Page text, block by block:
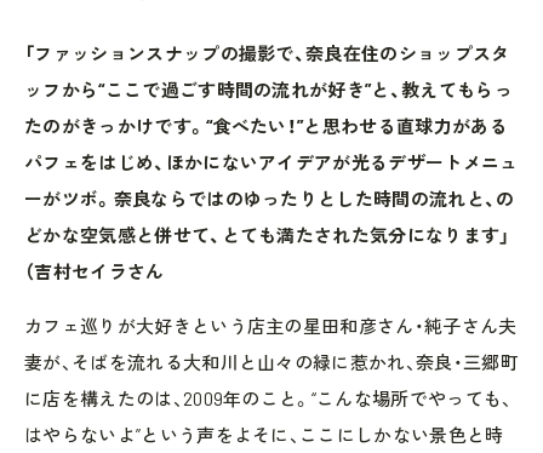
「ファッションスナップの撮影で、奈良在住のショップスタ
ッフから“ここで過ごす時間の流れが好き”と、教えてもらっ
たのがきっかけです。“食べたい！”と思わせる直球力がある
パフェをはじめ、ほかにないアイデアが光るデザートメニュ
ーがツボ。奈良ならではのゆったりとした時間の流れと、の
どかな空気感と併せて、とても満たされた気分になります」
（吉村セイラさん
カフェ巡りが大好きという店主の星田和彦さん・純子さん夫
妻が、そばを流れる大和川と山々の緑に惹かれ、奈良・三郷町
に店を構えたのは、2009年のこと。“こんな場所でやっても、
はやらないよ”という声をよそに、ここにしかない景色と時